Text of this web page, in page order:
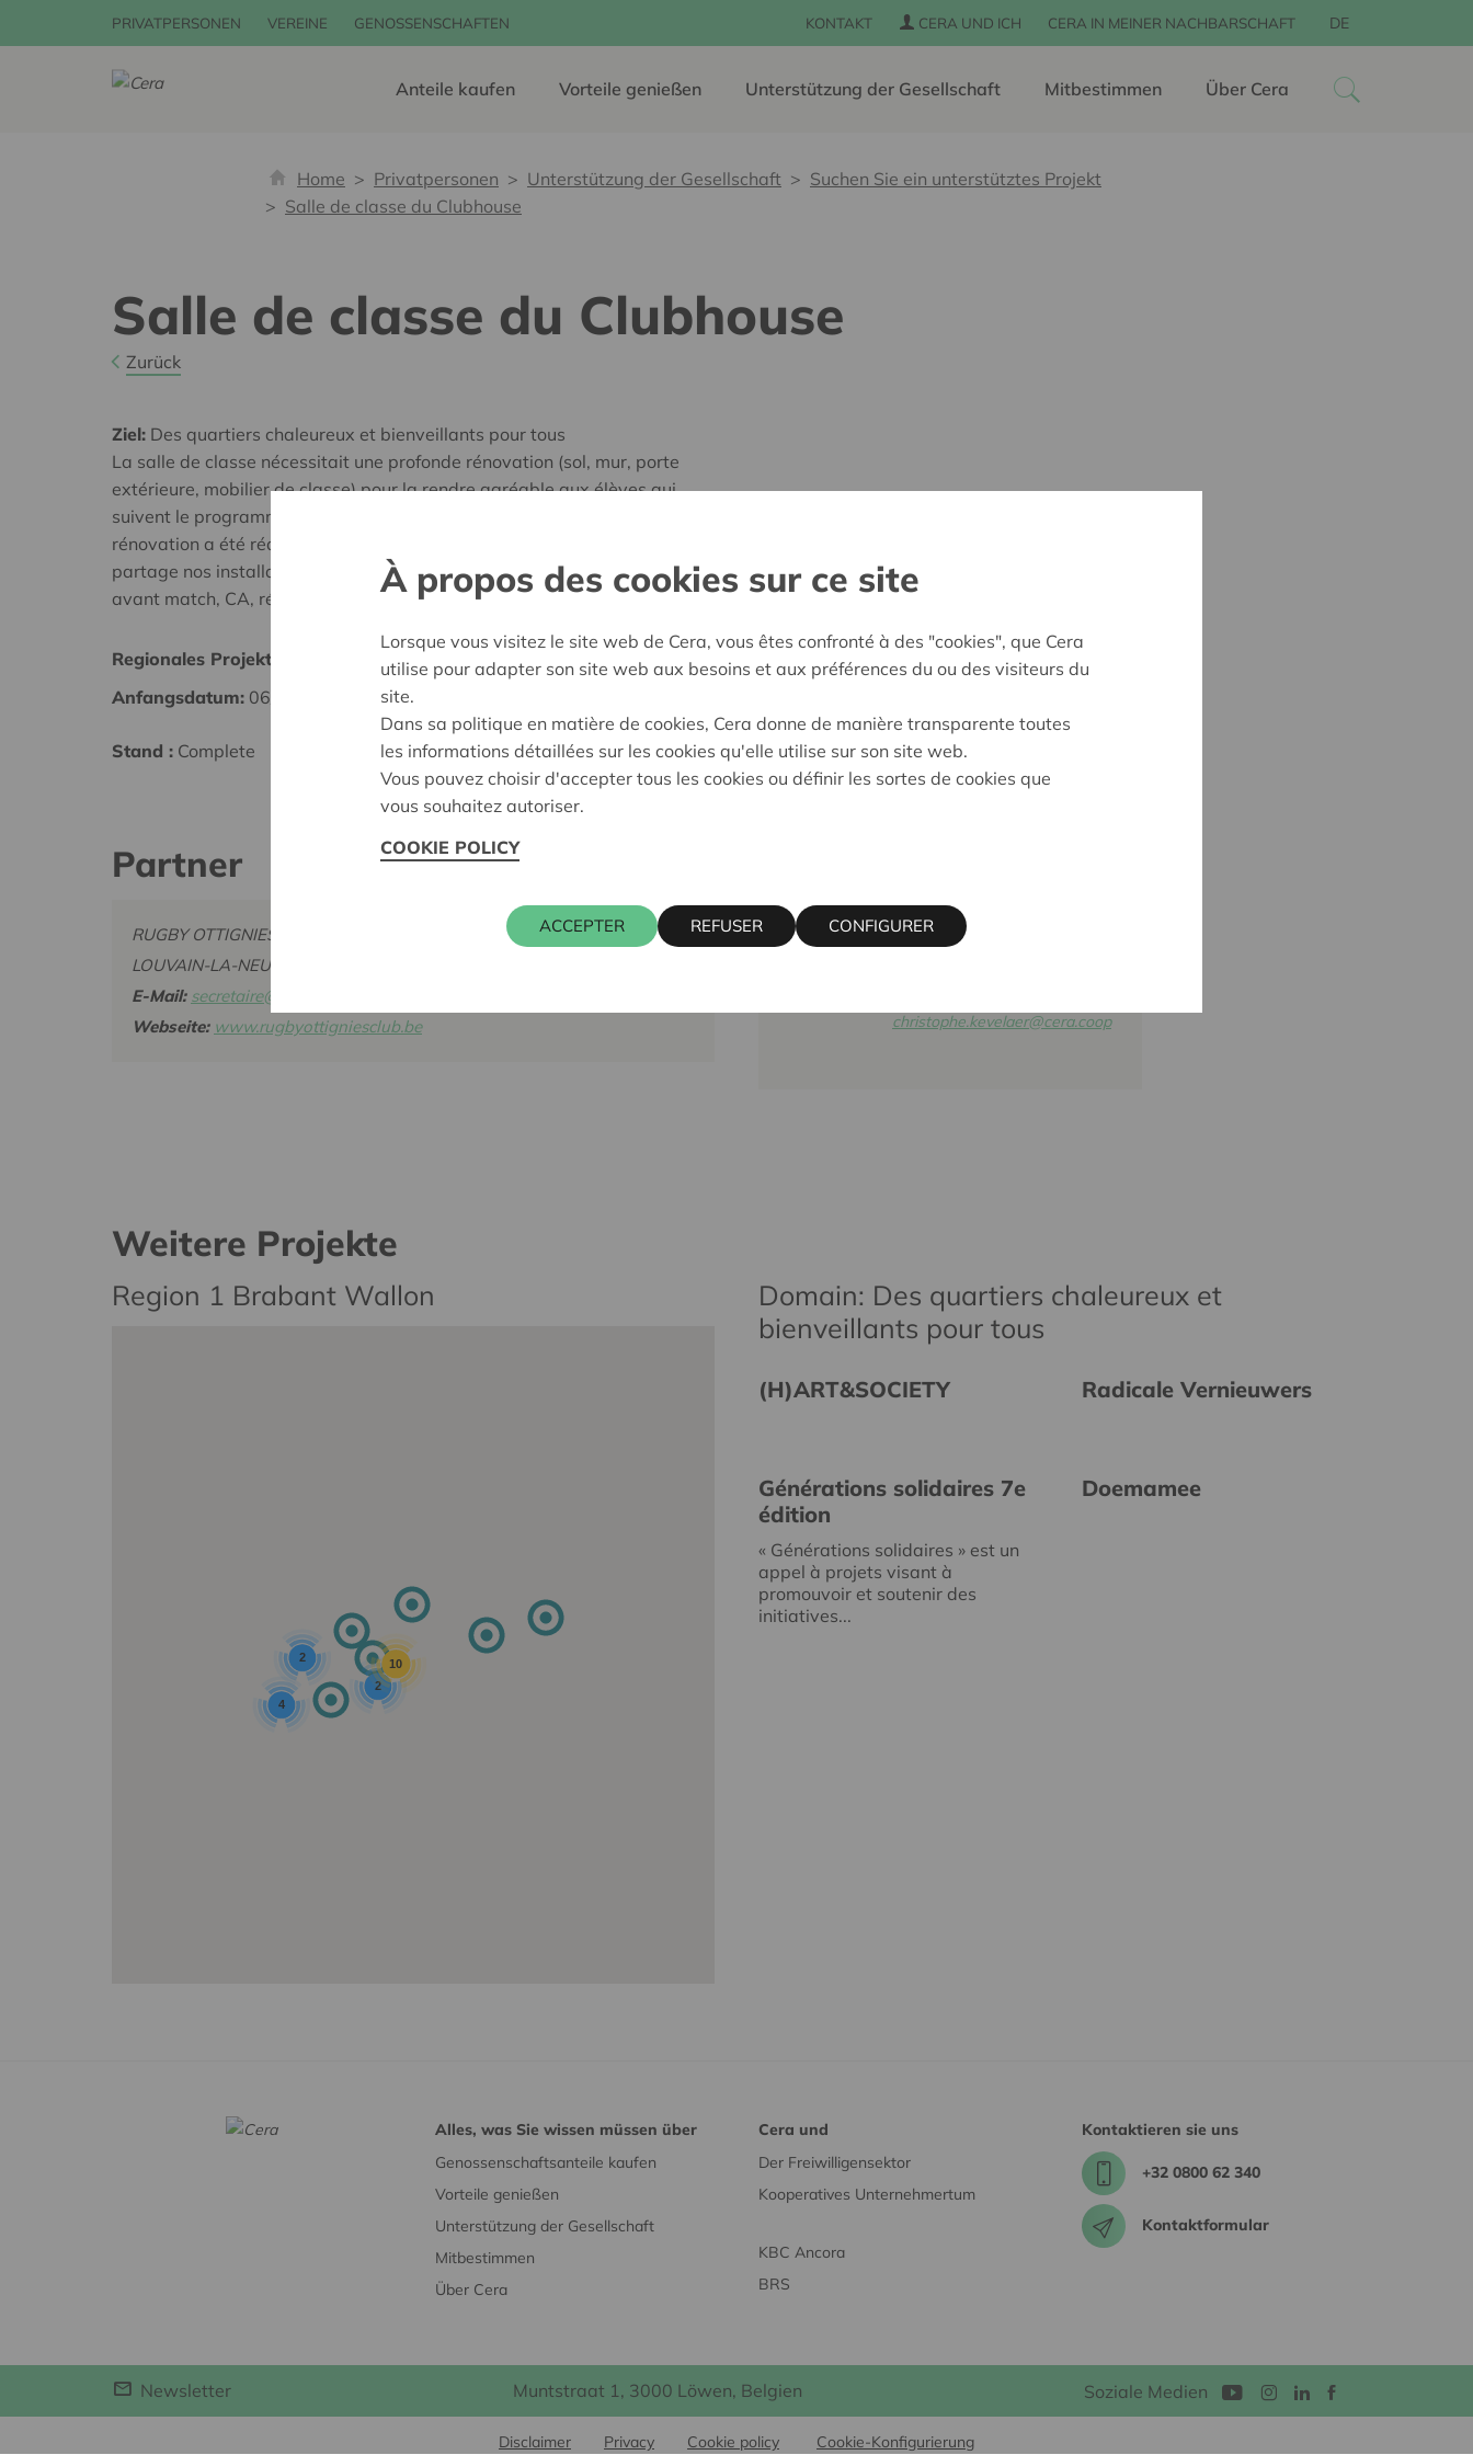
PRIVATPERSONEN VEREINE GENOSSENSCHAFTEN KONTAKT CERA UND ICH CERA IN MEINER NACHBARSCHAFT DE
Anteile kaufen Vorteile genießen Unterstützung der Gesellschaft Mitbestimmen Über Cera
Home Privatpersonen Unterstützung der Gesellschaft
Suchen Sie ein unterstütztes Projekt
Salle de classe du Clubhouse
Salle de classe du Clubhouse
Zurück
Ziel: Des quartiers chaleureux et bienveillants pour tous
La salle de classe nécessitait une profonde rénovation (sol, mur, porte
extérieure, mobilier de classe) pour la rendre agréable aux élèves qui
suivent le programme 'rugby passion' (école des devoirs). Cette
rénovation a été réalisée en collaboration avec le LLN Hockey Club qui
partage nos installations. Pour tous, la salle sert en plus aux briefing
avant match, CA, réunions en tout genre.
Regionales Projekt
Anfangsdatum: 06/02/2024
Stand : Complete
Brabant Wallon
Entscheidung:Approved
Partner
RUGBY OTTIGNIES CLUB, RUE DU TIERNAT 45, 1340 OTTIGNIES-
LOUVAIN-LA-NEUVE
E-Mail: secretaire@rugbyottigniesclub.be
Webseite: www.rugbyottigniesclub.be
christophe.kevelaer@cera.coop
Weitere Projekte
Region 1 Brabant Wallon
4
2
10
2
Domain: Des quartiers chaleureux et
bienveillants pour tous
(H)ART&SOCIETY Radicale Vernieuwers
Générations solidaires 7e
édition
« Générations solidaires » est un
appel à projets visant à
promouvoir et soutenir des
initiatives...
Doemamee
Alles, was Sie wissen müssen über
Genossenschaftsanteile kaufen
Vorteile genießen
Unterstützung der Gesellschaft
Mitbestimmen
Über Cera
Cera und
Der Freiwilligensektor
Kooperatives Unternehmertum
KBC Ancora
BRS
Kontaktieren sie uns
+32 0800 62 340
Kontaktformular
Newsletter Muntstraat 1, 3000 Löwen, Belgien Soziale Medien
Disclaimer Privacy Cookie policy Cookie-Konfigurierung
À propos des cookies sur ce site
Lorsque vous visitez le site web de Cera, vous êtes confronté à des "cookies", que Cera
utilise pour adapter son site web aux besoins et aux préférences du ou des visiteurs du
site.
Dans sa politique en matière de cookies, Cera donne de manière transparente toutes
les informations détaillées sur les cookies qu'elle utilise sur son site web.
Vous pouvez choisir d'accepter tous les cookies ou définir les sortes de cookies que
vous souhaitez autoriser.
COOKIE POLICY
ACCEPTER REFUSER CONFIGURER